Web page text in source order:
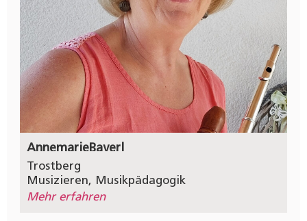
AnnemarieBayerl
Trostberg
Musizieren, Musikpädagogik
Mehr erfahren